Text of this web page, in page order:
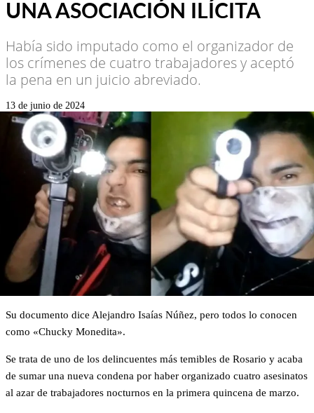
UNA ASOCIACIÓN ILÍCITA
Había sido imputado como el organizador de
los crímenes de cuatro trabajadores y aceptó
la pena en un juicio abreviado.
13 de junio de 2024
Su documento dice Alejandro Isaías Núñez, pero todos lo conocen
como «Chucky Monedita».
Se trata de uno de los delincuentes más temibles de Rosario y acaba
de sumar una nueva condena por haber organizado cuatro asesinatos
al azar de trabajadores nocturnos en la primera quincena de marzo.